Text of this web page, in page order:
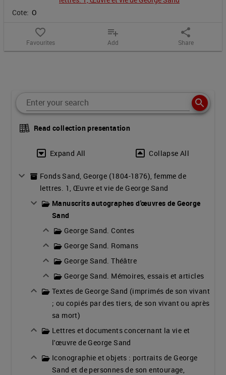
Cote: O
favorite_border
Favourites
playlist_add
Add
share
Share
Notice content
Read collection presentation
Expand All Collapse All
Fonds Sand, George (1804-1876), femme de
lettres. 1, Œuvre et vie de George Sand
Manuscrits autographes d'œuvres de George
Sand
George Sand. Contes
George Sand. Romans
George Sand. Théâtre
George Sand. Mémoires, essais et articles
Textes de George Sand (imprimés de son vivant
; ou copiés par des tiers, de son vivant ou après
sa mort)
Lettres et documents concernant la vie et
l'œuvre de George Sand
Iconographie et objets : portraits de George
Sand et de personnes de son entourage,